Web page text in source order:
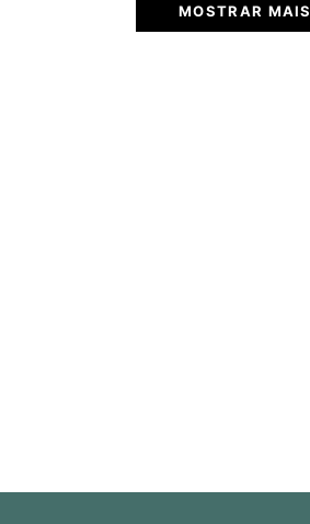
MOSTRAR MAIS